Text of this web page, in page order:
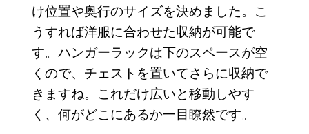
け位置や奥行のサイズを決めました。こ
うすれば洋服に合わせた収納が可能で
す。ハンガーラックは下のスペースが空
くので、チェストを置いてさらに収納で
きますね。これだけ広いと移動しやす
く、何がどこにあるか一目瞭然です。